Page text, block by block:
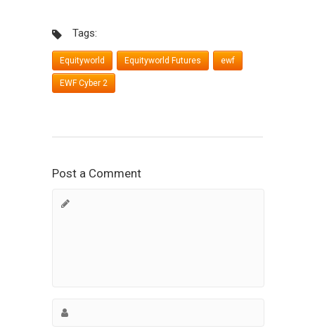
Tags:
Equityworld Equityworld Futures ewf
EWF Cyber 2
Post a Comment